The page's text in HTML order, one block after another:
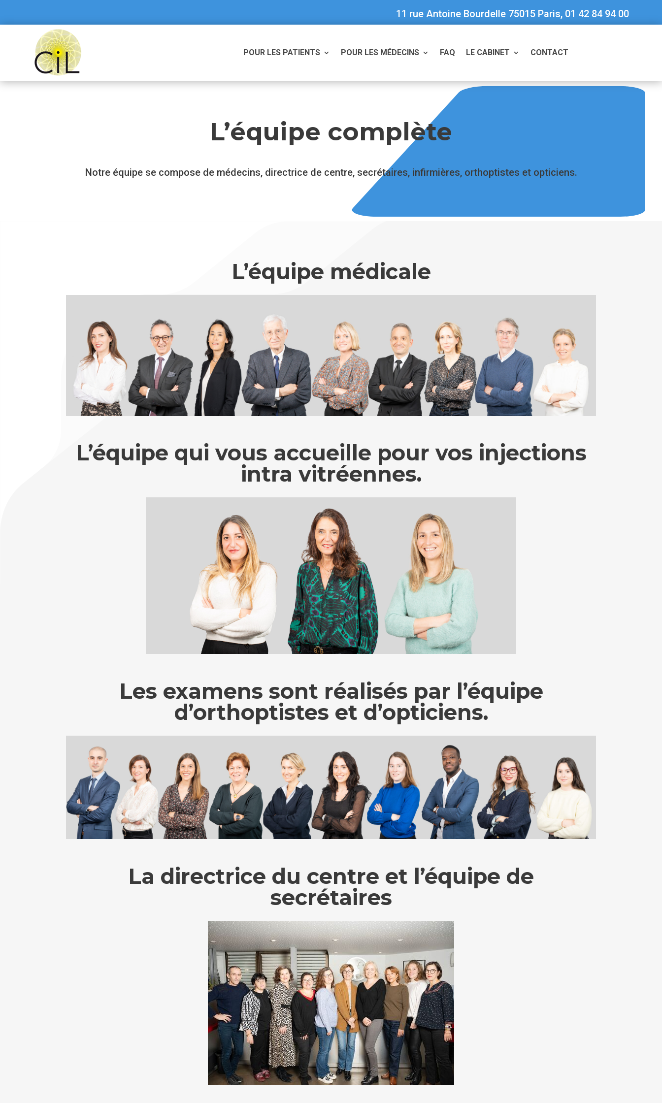
11 rue Antoine Bourdelle 75015 Paris, 01 42 84 94 00
POUR LES PATIENTS POUR LES MÉDECINS FAQ LE CABINET CONTACT
L’équipe complète
Notre équipe se compose de médecins, directrice de centre, secrétaires, infirmières, orthoptistes et opticiens.
L’équipe médicale
L’équipe qui vous accueille pour vos injections
intra vitréennes.
Les examens sont réalisés par l’équipe
d’orthoptistes et d’opticiens.
La directrice du centre et l’équipe de
secrétaires